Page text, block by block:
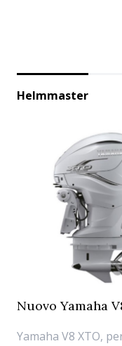
Helmmaster
Nuovo Yamaha
Yamaha V8 XTO,